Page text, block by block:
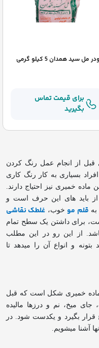
مل سید همدان 5 کیلو گرمی
برای قیمت تماس
بگیرید
قبل از انجام عمل رنگ کردن
بسیاری به کار رنگ کاری
خمیری نیز احتیاج دارند.
از باید های این حرف است و
قلم مو خوب، غلطک نقاشی
برای داشتن یک سطح تمام
از این رو در این مطلب
بتونه و انواع آن را می‏دهد تا
ماده خمیری شکل است که قبل
میخ، نم و درزها مالیده
بگیرد و یکدست شود. در
آشنا میشویم.